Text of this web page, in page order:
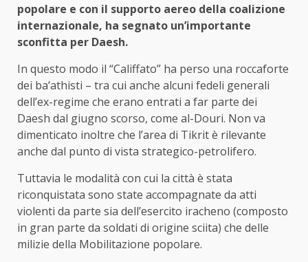
popolare e con il supporto aereo della coalizione
internazionale, ha segnato un’importante
sconfitta per Daesh.
In questo modo il “Califfato” ha perso una roccaforte
dei ba’athisti – tra cui anche alcuni fedeli generali
dell’ex-regime che erano entrati a far parte dei
Daesh dal giugno scorso, come al-Douri. Non va
dimenticato inoltre che l’area di Tikrit è rilevante
anche dal punto di vista strategico-petrolifero.
Tuttavia le modalità con cui la città è stata
riconquistata sono state accompagnate da atti
violenti da parte sia dell’esercito iracheno (composto
in gran parte da soldati di origine sciita) che delle
milizie della Mobilitazione popolare.